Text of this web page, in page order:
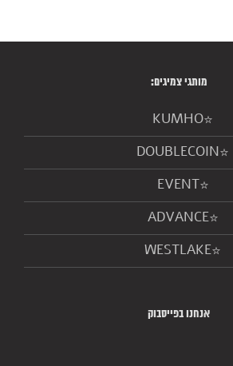
מותגי צמיגים:
KUMHO
DOUBLECOIN
EVENT
ADVANCE
WESTLAKE
אנחנו בפייסבוק